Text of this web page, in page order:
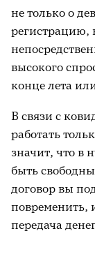
не только о
регистрацию,
высокого
конце лета
В связи с
работать
значит, что в
быть
договор вы
повременить,
передача